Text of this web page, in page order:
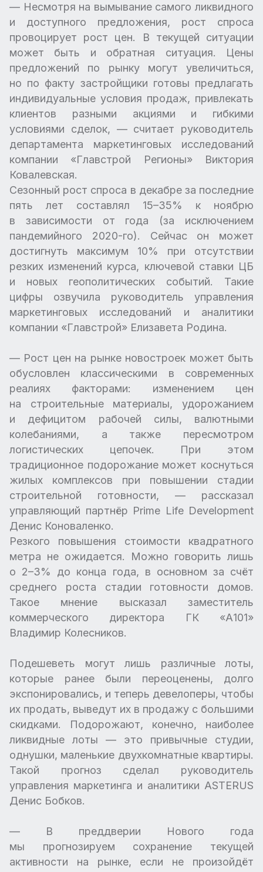
— Несмотря на вымывание самого ликвидного
и доступного предложения, рост спроса
провоцирует рост цен. В текущей ситуации
может быть и обратная ситуация. Цены
предложений по рынку могут увеличиться,
но по факту застройщики готовы предлагать
индивидуальные условия продаж, привлекать
клиентов разными акциями и гибкими
условиями сделок, — считает руководитель
департамента маркетинговых исследований
компании «Главстрой Регионы» Виктория
Ковалевская.
Сезонный рост спроса в декабре за последние
пять лет составлял 15–35% к ноябрю
в зависимости от года (за исключением
пандемийного 2020-го). Сейчас он может
достигнуть максимум 10% при отсутствии
резких изменений курса, ключевой ставки ЦБ
и новых геополитических событий. Такие
цифры озвучила руководитель управления
маркетинговых исследований и аналитики
компании «Главстрой» Елизавета Родина.
— Рост цен на рынке новостроек может быть
обусловлен классическими в современных
реалиях факторами: изменением цен
на строительные материалы, удорожанием
и дефицитом рабочей силы, валютными
колебаниями, а также пересмотром
логистических цепочек. При этом
традиционное подорожание может коснуться
жилых комплексов при повышении стадии
строительной готовности, — рассказал
управляющий партнёр Prime Life Development
Денис Коноваленко.
Резкого повышения стоимости квадратного
метра не ожидается. Можно говорить лишь
о 2–3% до конца года, в основном за счёт
среднего роста стадии готовности домов.
Такое мнение высказал заместитель
коммерческого директора ГК «А101»
Владимир Колесников.
Подешеветь могут лишь различные лоты,
которые ранее были переоценены, долго
экспонировались, и теперь девелоперы, чтобы
их продать, выведут их в продажу с большими
скидками. Подорожают, конечно, наиболее
ликвидные лоты — это привычные студии,
однушки, маленькие двухкомнатные квартиры.
Такой прогноз сделал руководитель
управления маркетинга и аналитики ASTERUS
Денис Бобков.
— В преддверии Нового года
мы прогнозируем сохранение текущей
активности на рынке, если не произойдёт